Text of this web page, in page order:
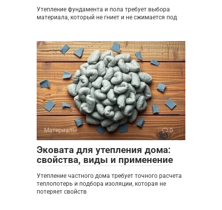
Утепление фундамента и пола требует выбора
материала, который не гниет и не сжимается под
Материалы 0
Эковата для утепления дома:
свойства, виды и применение
Утепление частного дома требует точного расчета
теплопотерь и подбора изоляции, которая не
потеряет свойств